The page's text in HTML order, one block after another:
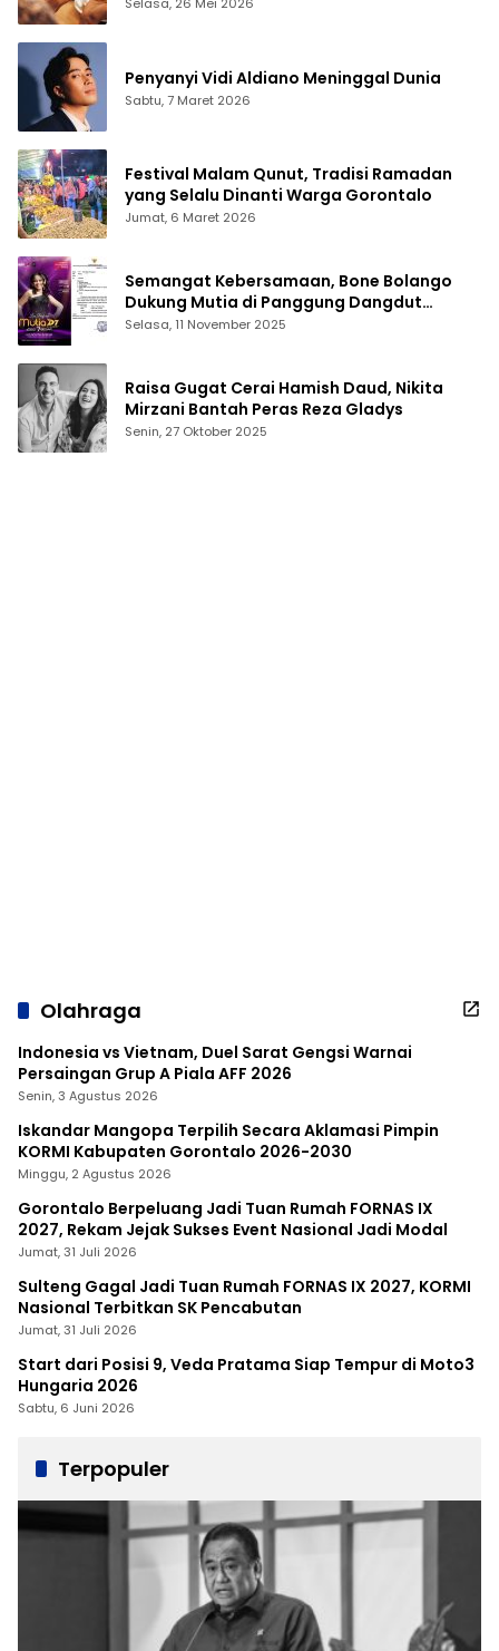
Penyanyi Vidi Aldiano Meninggal Dunia
Sabtu, 7 Maret 2026
Festival Malam Qunut, Tradisi Ramadan
yang Selalu Dinanti Warga Gorontalo
Jumat, 6 Maret 2026
Semangat Kebersamaan, Bone Bolango
Dukung Mutia di Panggung Dangdut
Academy 7
Selasa, 11 November 2025
Raisa Gugat Cerai Hamish Daud, Nikita
Mirzani Bantah Peras Reza Gladys
Senin, 27 Oktober 2025
Olahraga
Indonesia vs Vietnam, Duel Sarat Gengsi Warnai
Persaingan Grup A Piala AFF 2026
Senin, 3 Agustus 2026
Iskandar Mangopa Terpilih Secara Aklamasi Pimpin
KORMI Kabupaten Gorontalo 2026-2030
Minggu, 2 Agustus 2026
Gorontalo Berpeluang Jadi Tuan Rumah FORNAS IX
2027, Rekam Jejak Sukses Event Nasional Jadi Modal
Jumat, 31 Juli 2026
Sulteng Gagal Jadi Tuan Rumah FORNAS IX 2027, KORMI
Nasional Terbitkan SK Pencabutan
Jumat, 31 Juli 2026
Start dari Posisi 9, Veda Pratama Siap Tempur di Moto3
Hungaria 2026
Sabtu, 6 Juni 2026
Terpopuler